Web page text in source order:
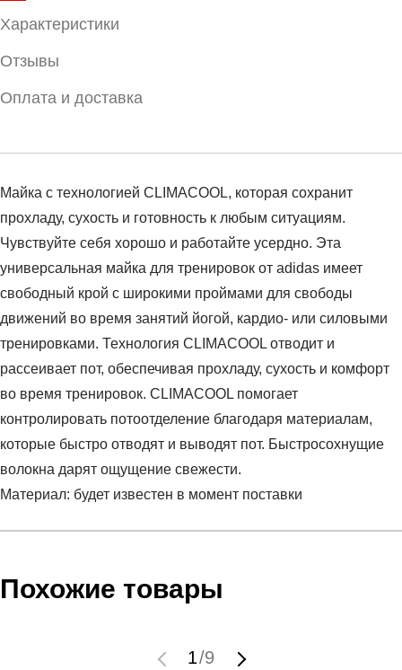
Характеристики
Отзывы
Оплата и доставка
Майка с технологией CLIMACOOL, которая сохранит
прохладу, сухость и готовность к любым ситуациям.
Чувствуйте себя хорошо и работайте усердно. Эта
универсальная майка для тренировок от adidas имеет
свободный крой с широкими проймами для свободы
движений во время занятий йогой, кардио- или силовыми
тренировками. Технология CLIMACOOL отводит и
рассеивает пот, обеспечивая прохладу, сухость и комфорт
во время тренировок. CLIMACOOL помогает
контролировать потоотделение благодаря материалам,
которые быстро отводят и выводят пот. Быстросохнущие
волокна дарят ощущение свежести.
Материал: будет известен в момент поставки
Пол:женский
Заказ берется в работу только после оплаты счета.
Счет заранее согласовывается с клиентом.
выставления счета менеджером.
Похожие товары
1/9